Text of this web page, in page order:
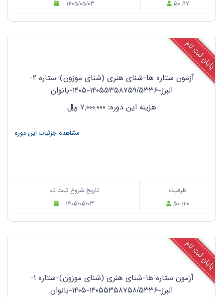
۱۴۰۵/۰۵/۰۳
۵۰ /۱۷
پایان ثبت نام
آزمون ستاره ها-شنای هنری (شنای موزون)-ستاره ۲-
البرز-۱۴۰۵۵۳۵۸۷۵۹/۵۳۳۶-۱۴۰۵-بانوان
هزینه این دوره: ۷,۰۰۰,۰۰۰
ریال
مشاهده جزئیات این دوره
تاریخ شروع ثبت نام
۱۴۰۵/۰۵/۰۳
ظرفیت
۵۰ /۲۰
پایان ثبت نام
آزمون ستاره ها-شنای هنری (شنای موزون)-ستاره ۱-
البرز-۱۴۰۵۵۳۵۸۷۵۸/۵۳۳۶-۱۴۰۵-بانوان